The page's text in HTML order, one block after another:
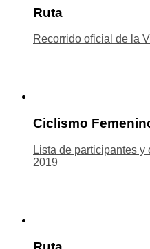
Ruta
Recorrido oficial de la
Ciclismo
Lista de participantes
2019